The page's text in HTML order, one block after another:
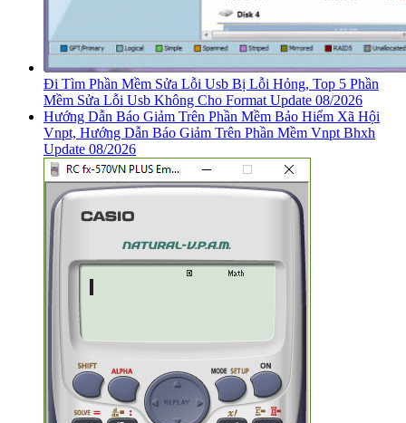
Đi Tìm Phần Mềm Sửa Lỗi Usb Bị Lỗi Hỏng, Top 5 Phần
Mềm Sửa Lỗi Usb Không Cho Format Update 08/2026
Hướng Dẫn Báo Giảm Trên Phần Mềm Bảo Hiểm Xã Hội
Vnpt, Hướng Dẫn Báo Giảm Trên Phần Mềm Vnpt Bhxh
Update 08/2026